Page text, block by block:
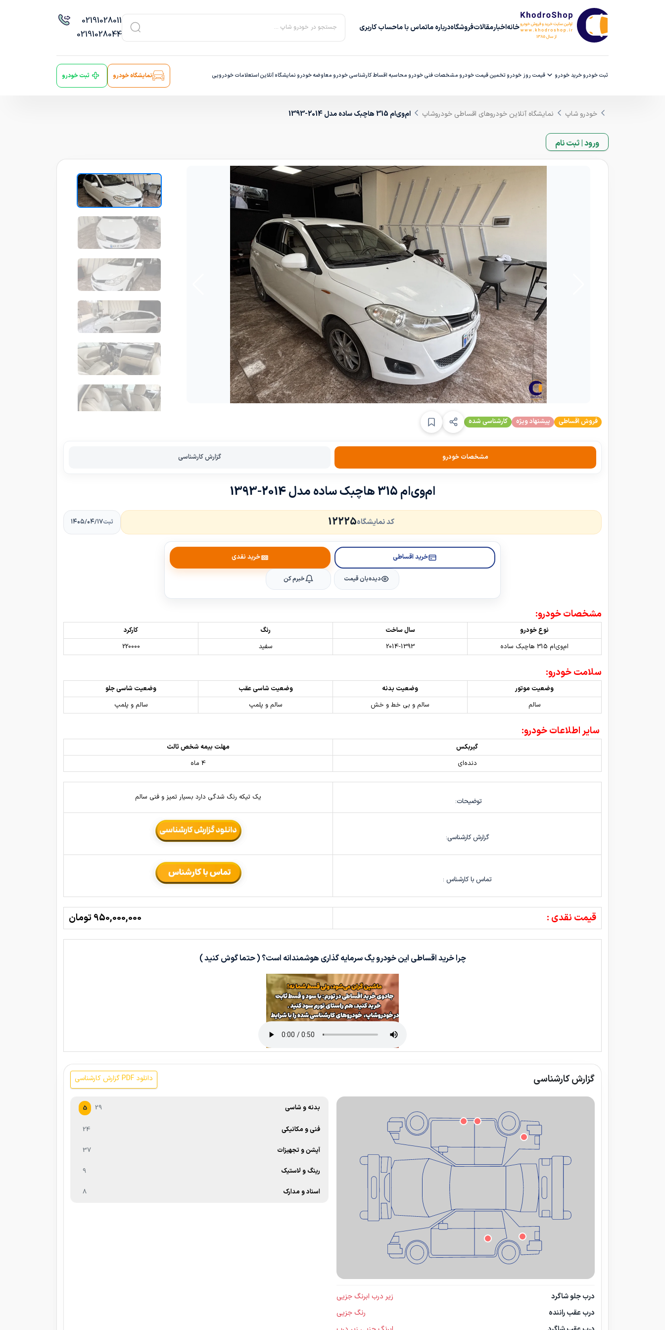
خانهاخبارمقالاتفروشگاهدرباره‌ ماتماس با ماحساب کاربری جستجو در خودرو شاپ ...
02191028011
02191028044
ثبت خودروخرید خودرو قیمت روز خودرو تخمین قیمت خودرو مشخصات فنی خودرو محاسبه اقساطکارشناسی خودرو معاوضه خودرو نمایشگاه آنلایناستعلامات خودرویی نمایشگاه خودرو ثبت خودرو
خودرو شاپ نمایشگاه آنلاین خودروهای اقساطی خودروشاپ ام‌وی‌ام 315 هاچبک ساده مدل 2014-1393
ورود | ثبت نام
فروش اقساطی پیشنهاد ویژه کارشناسی شده
مشخصات خودرو گزارش کارشناسی
ام‌وی‌ام 315 هاچبک ساده مدل 2014-1393
کد نمایشگاه12225 ثبت۱۴۰۵/۰۴/۱۷
خرید اقساطی خرید نقدی
دیده‌بان قیمت خبرم کن
مشخصات خودرو:
نوع خودرو سال ساخت رنگ
کارکرد
ام‌وی‌ام 315 هاچبک ساده
2014-1393 سفید 220000
سلامت خودرو:
وضعیت موتور وضعیت بدنه وضعیت شاسی عقب
وضعیت شاسی جلو
سالم
سالم و بی خط و خش سالم و پلمپ سالم و پلمپ
سایر اطلاعات خودرو:
گیربکس
مهلت بیمه شخص ثالث
دنده‌ای
4 ماه
توضیحات: یک تیکه رنگ شدگی دارد بسیار تمیز و فنی سالم
گزارش کارشناسی:
تماس با کارشناس :
قیمت نقدی : 950,000,000 تومان
چرا خرید اقساطی این خودرو یگ سرمایه گذاری هوشمندانه است؟ ( حتما گوش کنید )
گزارش کارشناسی دانلود PDF گزارش کارشناسی
درب جلو شاگرد
زیر درب ابرنگ جزیی
درب عقب راننده
رنگ جزیی
بدنه و شاسی 29
5
فنی و مکانیکی 24
آپشن و تجهیزات 37
رینگ و لاستیک 9
اسناد و مدارک 8